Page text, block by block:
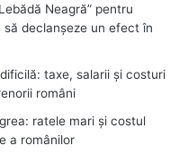
Neagră” pentru
declanșeze un efect în
taxe, salarii și costuri
români
ratele mari și costul
a românilor